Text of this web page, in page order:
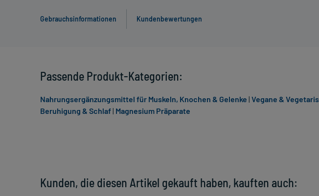
Gebrauchsinformationen Kundenbewertungen
Kunden, die diesen Artikel gekauft haben, kauften auch:
Passende Produkt-Kategorien:
Nahrungsergänzungsmittel für Muskeln, Knochen & Gelenke | Vegane &
Beruhigung & Schlaf| Magnesium Präparate